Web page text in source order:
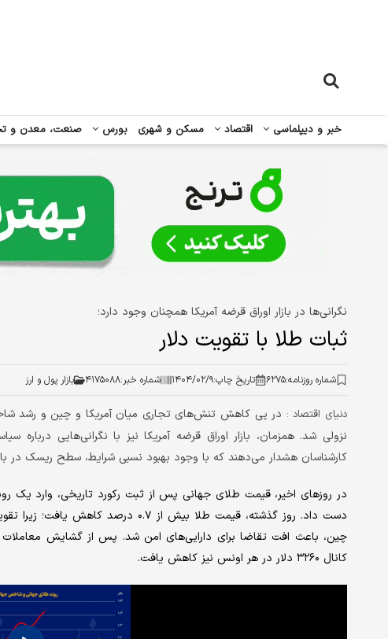
خبر و دیپلماسی اقتصاد مسکن و شهری بورس صنعت، معدن و
نگرانی‌ها در بازار اوراق قرضه آمریکا همچنان وجود دارد؛
ثبات طلا با تقویت دلار
شماره روزنامه:۶۲۷۵ تاریخ چاپ:۱۴۰۴/۰۲/۹ شماره خبر:۴۱۷۵۰۸۸ بازار پول و ارز
دنیای اقتصاد : در پی کاهش تنش‌های تجاری میان آمریکا و چین و رشد
نزولی شد. همزمان، بازار اوراق قرضه آمریکا نیز با نگرانی‌هایی
کارشناسان هشدار می‌دهند که با وجود بهبود نسبی شرایط، سطح ریسک در
در روزهای اخیر، قیمت طلای جهانی پس از ثبت رکورد تاریخی، وارد یک
دست داد. روز گذشته، قیمت طلا بیش از
چین، باعث افت تقاضا برای دارایی‌های امن شد. پس از گشایش معاملات
کانال ۳۲۶۰ دلار در هر اونس نیز کاهش یافت.